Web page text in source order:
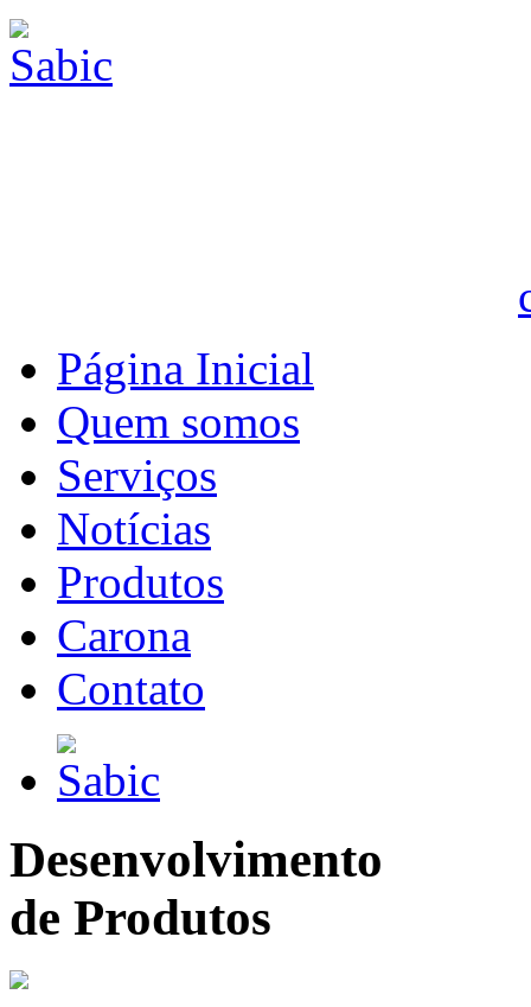
Página Inicial
Quem somos
Serviços
Notícias
Produtos
Carona
Contato
Desenvolvimento
de Produtos